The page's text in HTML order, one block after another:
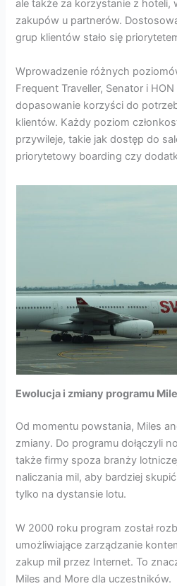
ale także za korzystanie z
zakupów u partnerów.
grup klientów stało się
Wprowadzenie różnych
Frequent Traveller, Senator i
dopasowanie korzyści do
klientów. Każdy poziom
przywileje, takie jak dostęp do
priorytetowy boarding czy
Ewolucja i zmiany programu
Od momentu powstania, Miles
zmiany. Do programu dołączyli
także firmy spoza branży
naliczania mil, aby bardziej
tylko na dystansie lotu.
W 2000 roku program został
umożliwiające zarządzanie
zakup mil przez Internet. To
Miles and More dla uczestników.